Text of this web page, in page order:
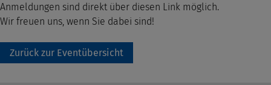
Anmeldungen sind direkt über diesen Link möglich.
Wir freuen uns, wenn Sie dabei sind!
Zurück zur Eventübersicht